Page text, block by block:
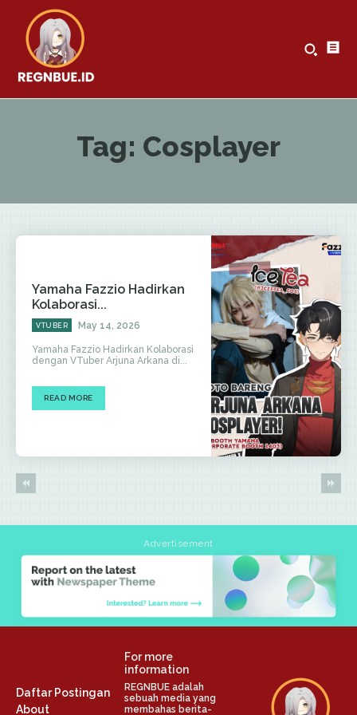
Tag: Cosplayer
Yamaha Fazzio Hadirkan
Kolaborasi...
VTUBER May 14, 2026
Yamaha Fazzio Hadirkan Kolaborasi
dengan VTuber Arjuna Arkana di...
READ MORE
Advertisement
Daftar Postingan
About
For more
information
REGNBUE adalah
sebuah media yang
membahas berita-